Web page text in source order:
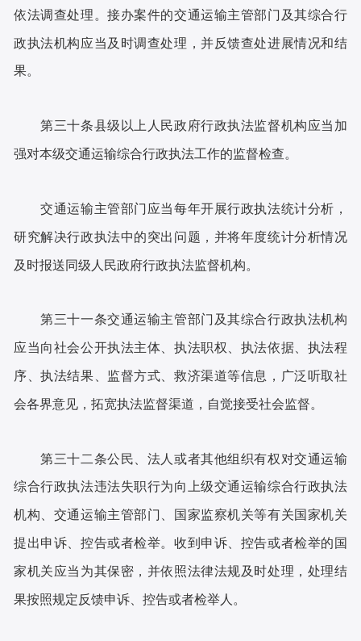
依法调查处理。接办案件的交通运输主管部门及其综合行
政执法机构应当及时调查处理，并反馈查处进展情况和结
果。
第三十条县级以上人民政府行政执法监督机构应当加
强对本级交通运输综合行政执法工作的监督检查。
交通运输主管部门应当每年开展行政执法统计分析，
研究解决行政执法中的突出问题，并将年度统计分析情况
及时报送同级人民政府行政执法监督机构。
第三十一条交通运输主管部门及其综合行政执法机构
应当向社会公开执法主体、执法职权、执法依据、执法程
序、执法结果、监督方式、救济渠道等信息，广泛听取社
会各界意见，拓宽执法监督渠道，自觉接受社会监督。
第三十二条公民、法人或者其他组织有权对交通运输
综合行政执法违法失职行为向上级交通运输综合行政执法
机构、交通运输主管部门、国家监察机关等有关国家机关
提出申诉、控告或者检举。收到申诉、控告或者检举的国
家机关应当为其保密，并依照法律法规及时处理，处理结
果按照规定反馈申诉、控告或者检举人。